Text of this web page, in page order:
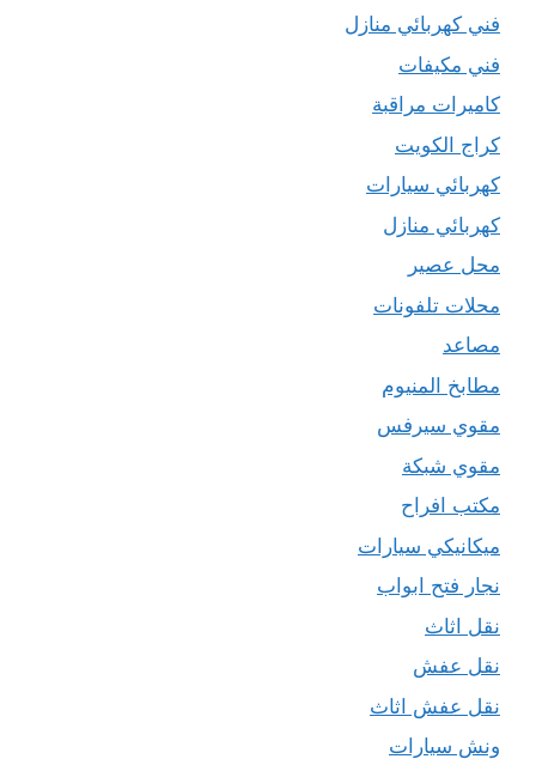
فني كهربائي منازل
فني مكيفات
كاميرات مراقبة
كراج الكويت
كهربائي سيارات
كهربائي منازل
محل عصير
محلات تلفونات
مصاعد
مطابخ المنيوم
مقوي سيرفس
مقوي شبكة
مكتب افراح
ميكانيكي سيارات
نجار فتح ابواب
نقل اثاث
نقل عفش
نقل عفش اثاث
ونش سيارات